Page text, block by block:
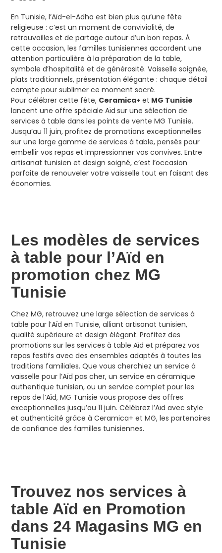
En Tunisie, l’Aïd-el-Adha est bien plus qu’une fête
religieuse : c’est un moment de convivialité, de
retrouvailles et de partage autour d’un bon repas. À
cette occasion, les familles tunisiennes accordent une
attention particulière à la préparation de la table,
symbole d’hospitalité et de générosité. Vaisselle soignée,
plats traditionnels, présentation élégante : chaque détail
compte pour sublimer ce moment sacré.
Pour célébrer cette fête, Ceramica+et MG Tunisie
lancent une offre spéciale Aïd sur une sélection de
services à table dans les points de vente MG Tunisie.
Jusqu’au 11 juin, profitez de promotions exceptionnelles
sur une large gamme de services à table, pensés pour
embellir vos repas et impressionner vos convives. Entre
artisanat tunisien et design soigné, c’est l’occasion
parfaite de renouveler votre vaisselle tout en faisant des
économies.
Les modèles de services
à table pour l’Aïd en
promotion chez MG
Tunisie
Chez MG, retrouvez une large sélection de services à
table pour l’Aïd en Tunisie, alliant artisanat tunisien,
qualité supérieure et design élégant. Profitez des
promotions sur les services à table Aïd et préparez vos
repas festifs avec des ensembles adaptés à toutes les
traditions familiales. Que vous cherchiez un service à
vaisselle pour l’Aïd pas cher, un service en céramique
authentique tunisien, ou un service complet pour les
repas de l’Aïd, MG Tunisie vous propose des offres
exceptionnelles jusqu’au 11 juin. Célébrez l’Aïd avec style
et authenticité grâce à Ceramica+ et MG, les partenaires
de confiance des familles tunisiennes.
Trouvez nos services à
table Aïd en Promotion
dans 24 Magasins MG en
Tunisie